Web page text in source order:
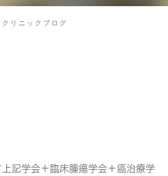
クリニックブログ
記学会＋臨床腫瘍学会＋癌治療学